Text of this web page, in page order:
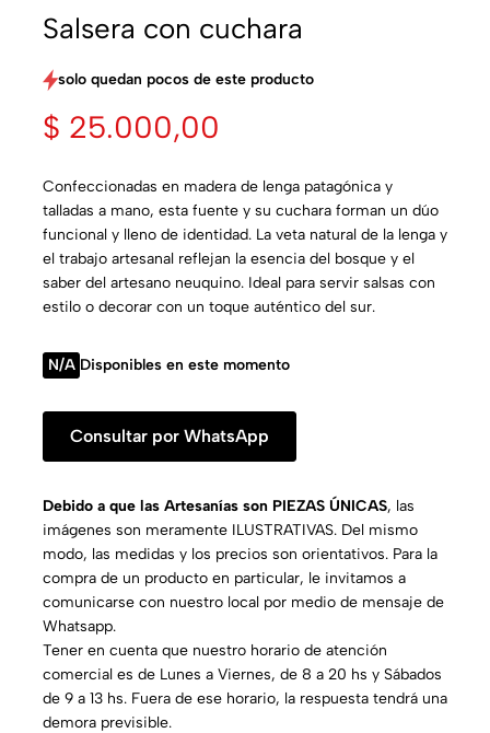
Salsera con cuchara
solo quedan pocos de este producto
$ 25.000,00
Confeccionadas en madera de lenga patagónica y
talladas a mano, esta fuente y su cuchara forman un dúo
funcional y lleno de identidad. La veta natural de la lenga y
el trabajo artesanal reflejan la esencia del bosque y el
saber del artesano neuquino. Ideal para servir salsas con
estilo o decorar con un toque auténtico del sur.
N/A Disponibles en este momento
Consultar por WhatsApp
Debido a que las Artesanías son PIEZAS ÚNICAS, las
imágenes son meramente ILUSTRATIVAS. Del mismo
modo, las medidas y los precios son orientativos. Para la
compra de un producto en particular, le invitamos a
comunicarse con nuestro local por medio de mensaje de
Whatsapp.
Tener en cuenta que nuestro horario de atención
comercial es de Lunes a Viernes, de 8 a 20 hs y Sábados
de 9 a 13 hs. Fuera de ese horario, la respuesta tendrá una
demora previsible.